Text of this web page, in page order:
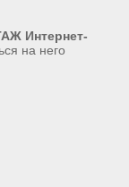
Интернет-
на него